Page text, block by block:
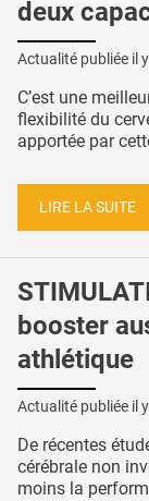
deux
Actualité publiée il
C’est une
flexibilité du
apportée par
LIRE LA SUITE
booster
athlétique
Actualité publiée il
De récentes
cérébrale non
moins la